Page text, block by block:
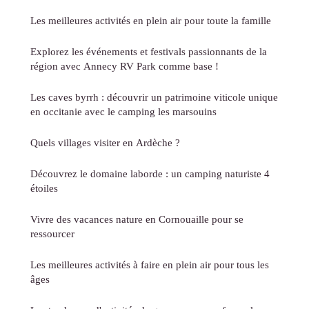
Les meilleures activités en plein air pour toute la famille
Explorez les événements et festivals passionnants de la
région avec Annecy RV Park comme base !
Les caves byrrh : découvrir un patrimoine viticole unique
en occitanie avec le camping les marsouins
Quels villages visiter en Ardèche ?
Découvrez le domaine laborde : un camping naturiste 4
étoiles
Vivre des vacances nature en Cornouaille pour se
ressourcer
Les meilleures activités à faire en plein air pour tous les
âges